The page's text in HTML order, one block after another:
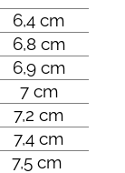
6,4 cm
6,8 cm
6,9 cm
7 cm
7,2 cm
7,4 cm
7,5 cm